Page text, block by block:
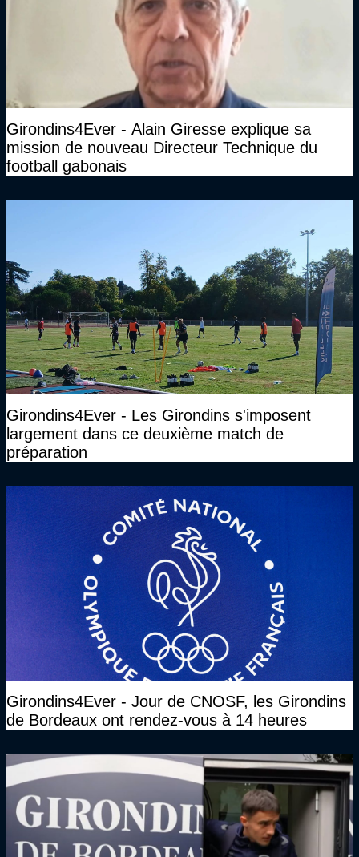
Girondins4Ever - Alain Giresse explique sa
mission de nouveau Directeur Technique du
football gabonais
Girondins4Ever - Les Girondins s'imposent
largement dans ce deuxième match de
préparation
Girondins4Ever - Jour de CNOSF, les Girondins
de Bordeaux ont rendez-vous à 14 heures